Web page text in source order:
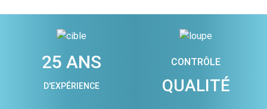
25 ANS
D'EXPÉRIENCE
CONTRÔLE
QUALITÉ